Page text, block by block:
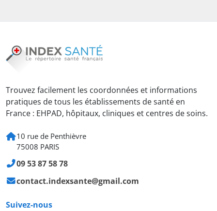
Trouvez facilement les coordonnées et informations
pratiques de tous les établissements de santé en
France : EHPAD, hôpitaux, cliniques et centres de soins.
10 rue de Penthièvre
75008 PARIS
09 53 87 58 78
contact.indexsante@gmail.com
Suivez-nous